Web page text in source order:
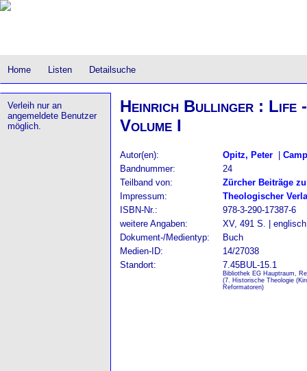
Home Listen Detailsuche
Verleih nur an
angemeldete Benutzer
möglich.
Heinrich Bullinger : Life
Volume I
Autor(en): Opitz, Peter
Bandnummer:
24
Teilband von:
Zürcher Beiträge
Impressum:
Theologischer
ISBN-Nr.:
978-3-290-17387-6
weitere Angaben:
XV, 491 S. |
Dokument-/Medientyp:
Buch
Medien-ID:
14/27038
Standort:
7.45BUL-15.1
Bibliothek EG Hauptraum,
(7. Historische Theologie
Reformatoren)